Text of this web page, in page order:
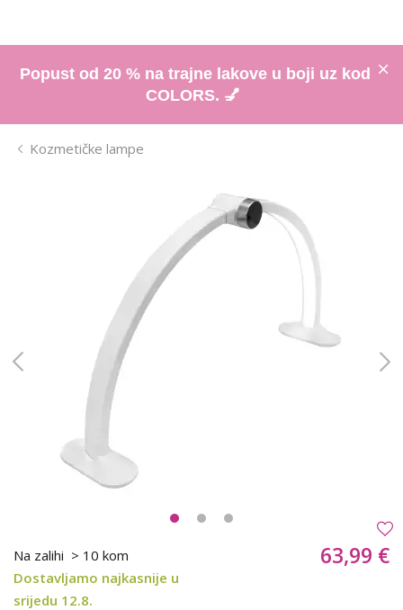
Popust od 20 % na trajne lakove u boji uz kod
COLORS. 💅
Kozmetičke lampe
Na zalihi > 10 kom
Dostavljamo najkasnije u
srijedu 12.8.
63,99 €